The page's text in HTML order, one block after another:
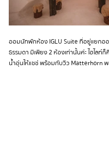
ออมนัทพักห้อง IGLU Suite ที่อยู่แยกอ
ธรรมดา มีเพียง 2 ห้องเท่านั้นค่ะ ไฮไลท์
น้ำอุ่นให้แชช่ พร้อมกับวิว Matterhorn พ